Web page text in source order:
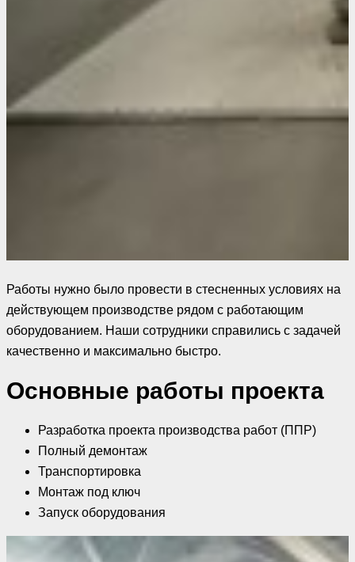
Работы нужно было провести в стесненных условиях на
действующем производстве рядом с работающим
оборудованием. Наши сотрудники справились с задачей
качественно и максимально быстро.
Основные работы проекта
Разработка проекта производства работ (ППР)
Полный демонтаж
Транспортировка
Монтаж под ключ
Запуск оборудования